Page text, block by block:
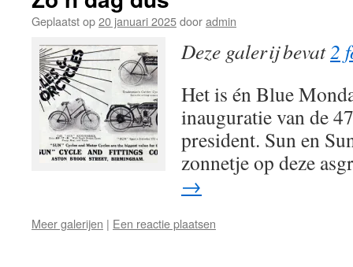
Geplaatst op20 januari 2025dooradmin
Deze galerij bevat2
Het is én Blue
inauguratie van de
president. Sun en
zonnetje op deze
→
Meer galerijen | Een reactie plaatsen